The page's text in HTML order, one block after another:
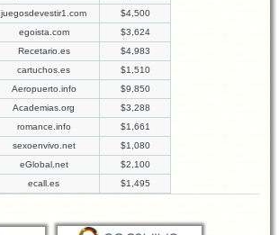
juegosdevestir1.com
$4,500
egoista.com
$3,624
Recetario.es
$4,983
cartuchos.es
$1,510
Aeropuerto.info
$9,850
Academias.org
$3,288
romance.info
$1,661
sexoenvivo.net
$1,080
eGlobal.net
$2,100
ecall.es
$1,495